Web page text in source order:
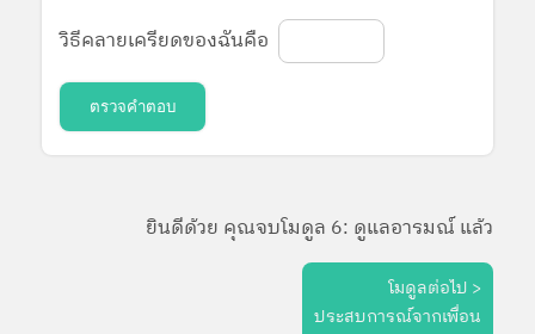
วิธีคลายเครียดของฉันคือ
ตรวจคำตอบ
ยินดีด้วย คุณจบโมดูล 6: ดูแลอารมณ์ แล้ว
โมดูลต่อไป >
ประสบการณ์จากเพื่อน